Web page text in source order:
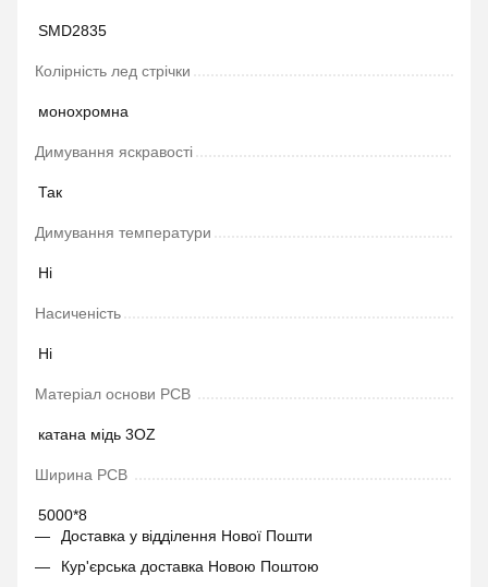
SMD2835
Колірність лед стрічки
монохромна
Димування яскравості
Так
Димування температури
Ні
Насиченість
Ні
Матеріал основи PCB
катана мідь 3OZ
Ширина PCB
5000*8
Доставка у відділення Нової Пошти
Кур'єрська доставка Новою Поштою